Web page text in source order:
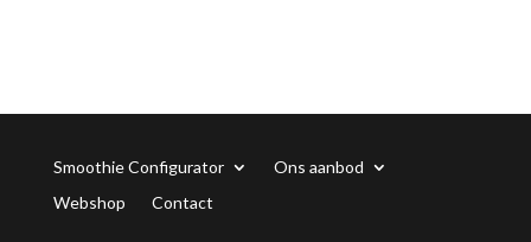
Smoothie Configurator
Ons aanbod
Webshop
Contact